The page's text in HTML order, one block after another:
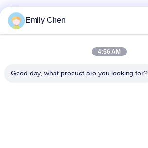
टेलीफोन
Emily Chen
4:56 AM
Good day, what product are you looking for?